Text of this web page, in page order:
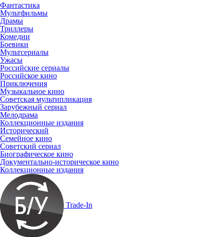
Фантастика
Мультфильмы
Драмы
Триллеры
Комедии
Боевики
Мультсериалы
Ужасы
Российские сериалы
Российское кино
Приключения
Музыкальное кино
Советская мультипликация
Зарубежный сериал
Мелодрама
Коллекционные издания
Исторический
Семейное кино
Советский сериал
Биографическое кино
Документально-историческое кино
Коллекционные издания
Trade-In